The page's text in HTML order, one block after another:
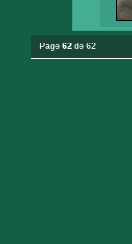
Page 62 de 62